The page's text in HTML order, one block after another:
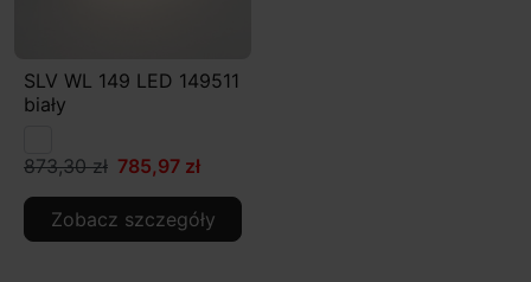
SLV WL 149 LED 149511
biały
873,30 zł 785,97 zł
Zobacz szczegóły